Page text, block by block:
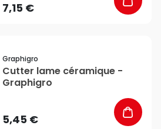
7,15 €
Graphigro
Cutter lame céramique -
Graphigro
5,45 €